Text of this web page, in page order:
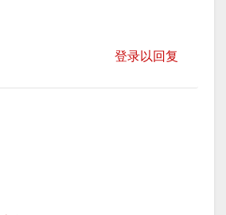
登录以回复